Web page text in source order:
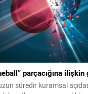
parçacığına
süredir kuramsal